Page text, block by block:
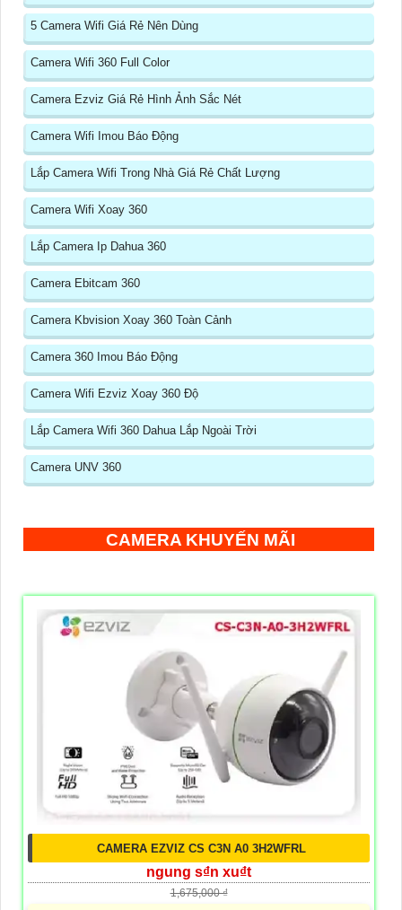
5 Camera Wifi Giá Rẻ Nên Dùng
Camera Wifi 360 Full Color
Camera Ezviz Giá Rẻ Hình Ảnh Sắc Nét
Camera Wifi Imou Báo Động
Lắp Camera Wifi Trong Nhà Giá Rẻ Chất Lượng
Camera Wifi Xoay 360
Lắp Camera Ip Dahua 360
Camera Ebitcam 360
Camera Kbvision Xoay 360 Toàn Cảnh
Camera 360 Imou Báo Động
Camera Wifi Ezviz Xoay 360 Độ
Lắp Camera Wifi 360 Dahua Lắp Ngoài Trời
Camera UNV 360
CAMERA KHUYẾN MÃI
CAMERA EZVIZ CS C3N A0 3H2WFRL
ngung s₫n xu₫t
1,675,000 ₫